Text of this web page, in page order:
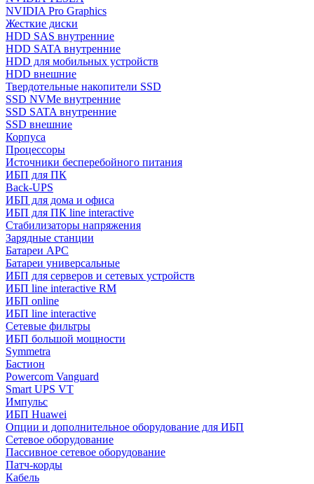
NVIDIA Pro Graphics
Жесткие диски
HDD SAS внутренние
HDD SATA внутренние
HDD для мобильных устройств
HDD внешние
Твердотельные накопители SSD
SSD NVMe внутренние
SSD SATA внутренние
SSD внешние
Корпуса
Процессоры
Источники бесперебойного питания
ИБП для ПК
Back-UPS
ИБП для дома и офиса
ИБП для ПК linе interactive
Стабилизаторы напряжения
Зарядные станции
Батареи APC
Батареи универсальные
ИБП для серверов и сетевых устройств
ИБП line interactive RM
ИБП online
ИБП linе interactive
Сетевые фильтры
ИБП большой мощности
Symmetra
Бастион
Powercom Vanguard
Smart UPS VT
Импульс
ИБП Huawei
Опции и дополнительное оборудование для ИБП
Сетевое оборудование
Пассивное сетевое оборудование
Патч-корды
Кабель